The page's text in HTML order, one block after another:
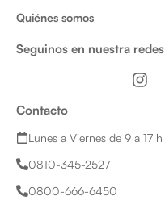
Quiénes somos
Seguinos en nuestra redes
I
n
a
Contacto
Lunes a Viernes de 9 a 17 h
0810-345-2527
0800-666-6450